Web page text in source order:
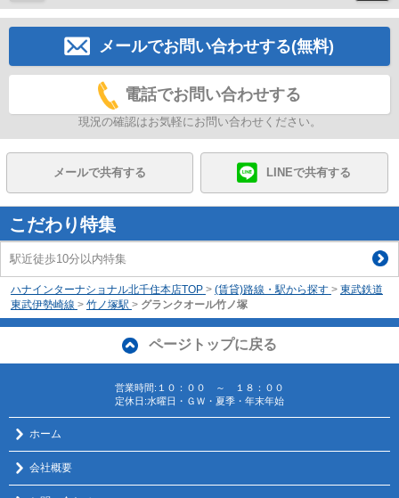
メールでお問い合わせする(無料)
電話でお問い合わせする
現況の確認はお気軽にお問い合わせください。
メールで共有する LINEで共有する
こだわり特集
駅近徒歩10分以内特集
ハナインターナショナル北千住本店TOP > (賃貸)路線・駅から探す > 東武鉄道
東武伊勢崎線 > 竹ノ塚駅 > グランクオール竹ノ塚
ページトップに戻る
営業時間:１０：００ ～ １８：００
定休日:水曜日・ＧＷ・夏季・年末年始
ホーム
会社概要